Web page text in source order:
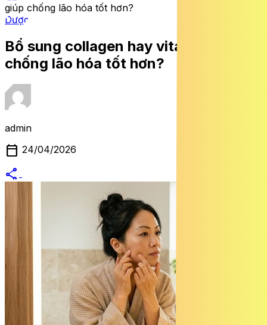
giúp chống lão hóa tốt hơn?
Dược
Bổ sung collagen hay vitamin C giúp
chống lão hóa tốt hơn?
admin
calendar_today 24/04/2026
share